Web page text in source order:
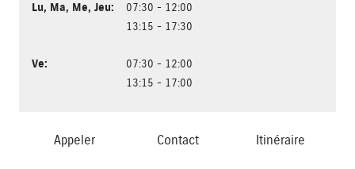
Lu, Ma, Me, Jeu:
07:30 - 12:00
13:15 - 17:30
Ve:
07:30 - 12:00
13:15 - 17:00
Appeler Contact Itinéraire